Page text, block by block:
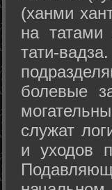
(ханми
на татами
тати-
болевые
служат
и уходов